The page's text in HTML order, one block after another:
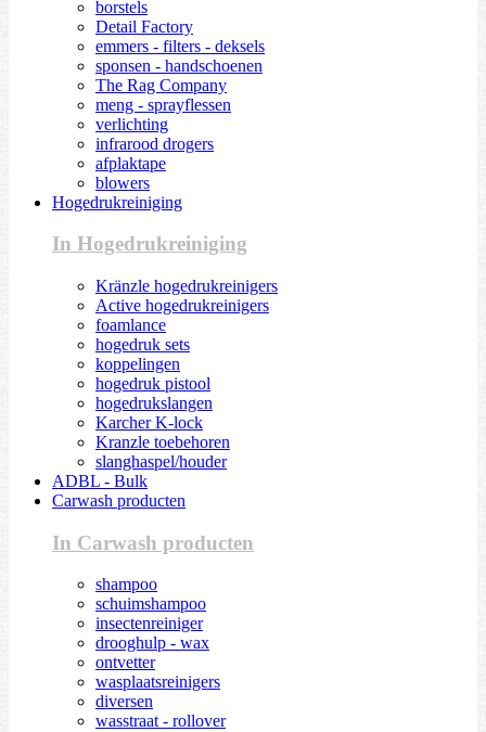
borstels
Detail Factory
emmers - filters - deksels
sponsen - handschoenen
The Rag Company
meng - sprayflessen
verlichting
infrarood drogers
afplaktape
blowers
Hogedrukreiniging
In Hogedrukreiniging
Kränzle hogedrukreinigers
Active hogedrukreinigers
foamlance
hogedruk sets
koppelingen
hogedruk pistool
hogedrukslangen
Karcher K-lock
Kranzle toebehoren
slanghaspel/houder
ADBL - Bulk
Carwash producten
In Carwash producten
shampoo
schuimshampoo
insectenreiniger
drooghulp - wax
ontvetter
wasplaatsreinigers
diversen
wasstraat - rollover